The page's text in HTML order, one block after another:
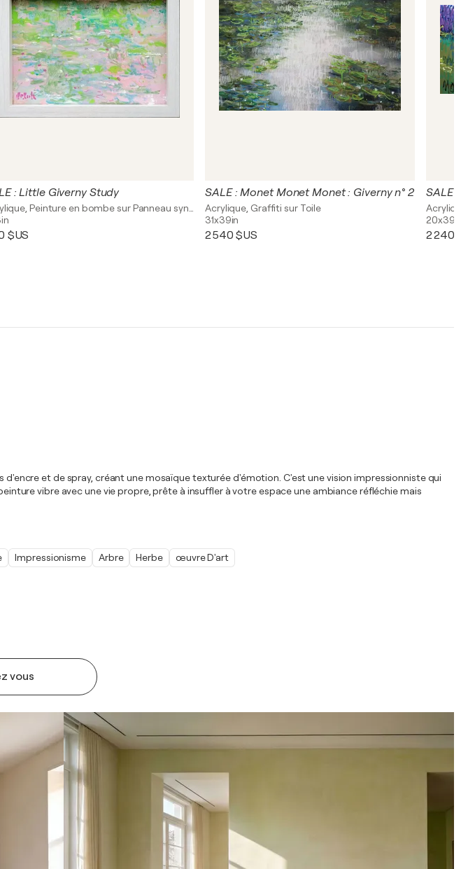
vous
: Little Giverny Study
$US
SALE : Monet Monet Monet : Giverny n° 2
Acrylique, Graffiti sur Toile
31x39in
2 540 $US
SALE :
20x39in
2 240
et de spray, créant une mosaïque texturée d'émotion. C'est une vision impressionniste qui
vibre avec une vie propre, prête à insuffler à votre espace une ambiance réfléchie mais
Impressionisme Arbre Herbe œuvre D'art